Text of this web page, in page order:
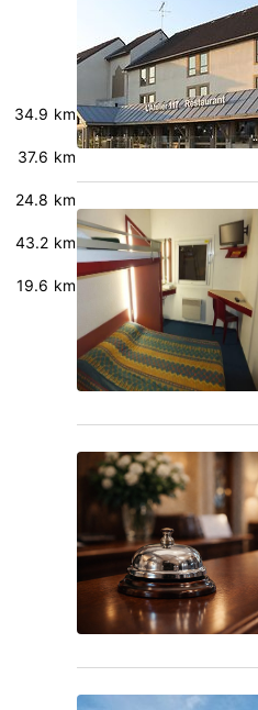
34.9 km
37.6 km
24.8 km
43.2 km
19.6 km